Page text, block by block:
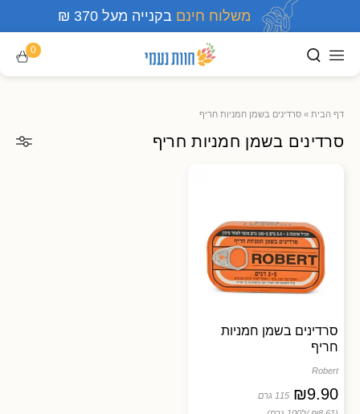
משלוח חינם בקנייה מעל 370 ₪
0
דף הבית » סרדינים בשמן חמניות חריף
סרדינים בשמן חמניות חריף
סרדינים בשמן חמניות
חריף
Robert
₪9.90
115 גרם